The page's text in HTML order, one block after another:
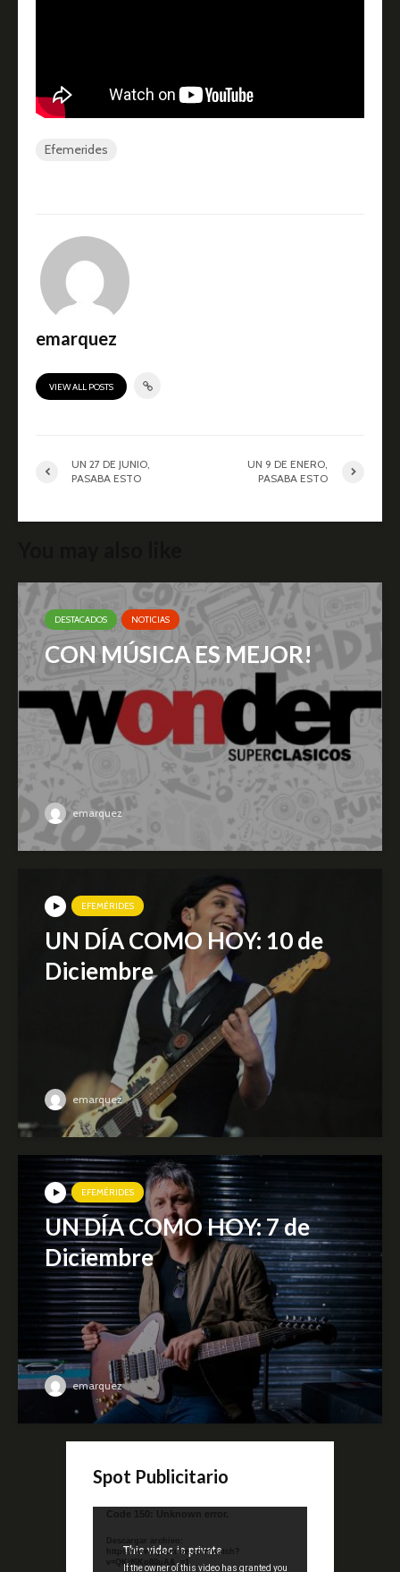
Efemerides
emarquez
VIEW ALL POSTS
UN 27 DE JUNIO,
PASABA ESTO
UN 9 DE ENERO,
PASABA ESTO
DESTACADOS NOTICIAS
CON MÚSICA ES MEJOR!
emarquez
EFEMÉRIDES
UN DÍA COMO HOY: 10 de
Diciembre
emarquez
EFEMÉRIDES
UN DÍA COMO HOY: 7 de
Diciembre
emarquez
Spot Publicitario
Reproductor
video
Code 150: Unknown error.
Descargar archivo:
https://www.youtube.com/watch?
v=QKif6Ko80uA&_=1